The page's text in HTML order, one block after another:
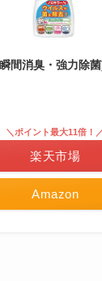
間消臭・強力除
Amazon
＼ポイント最大11倍！
楽天市場